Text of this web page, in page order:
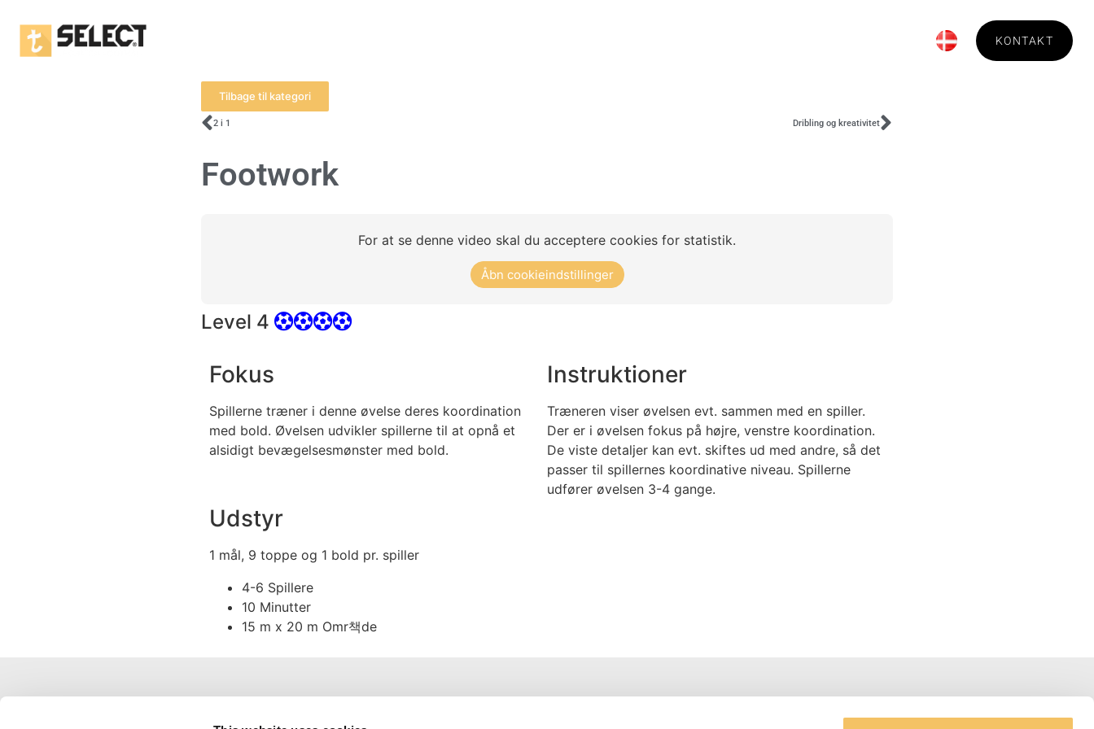
KONTAKT
Tilbage til kategori
2 i 1 Dribling og kreativitet
Footwork
For at se denne video skal du acceptere cookies for statistik.
Åbn cookieindstillinger
Level 4
Fokus
Spillerne træner i denne øvelse deres koordination
med bold. Øvelsen udvikler spillerne til at opnå et
alsidigt bevægelsesmønster med bold.
Instruktioner
Træneren viser øvelsen evt. sammen med en spiller.
Der er i øvelsen fokus på højre, venstre koordination.
De viste detaljer kan evt. skiftes ud med andre, så det
passer til spillernes koordinative niveau. Spillerne
udfører øvelsen 3-4 gange.
Udstyr
1 mål, 9 toppe og 1 bold pr. spiller
4-6 Spillere
10 Minutter
15 m x 20 m Omr책de
Adresse og Kontakter